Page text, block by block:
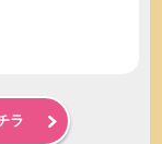
ラ